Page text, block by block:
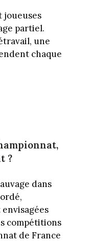
joueuses
partiel.
une
chaque
?
dans
compétitions
de France